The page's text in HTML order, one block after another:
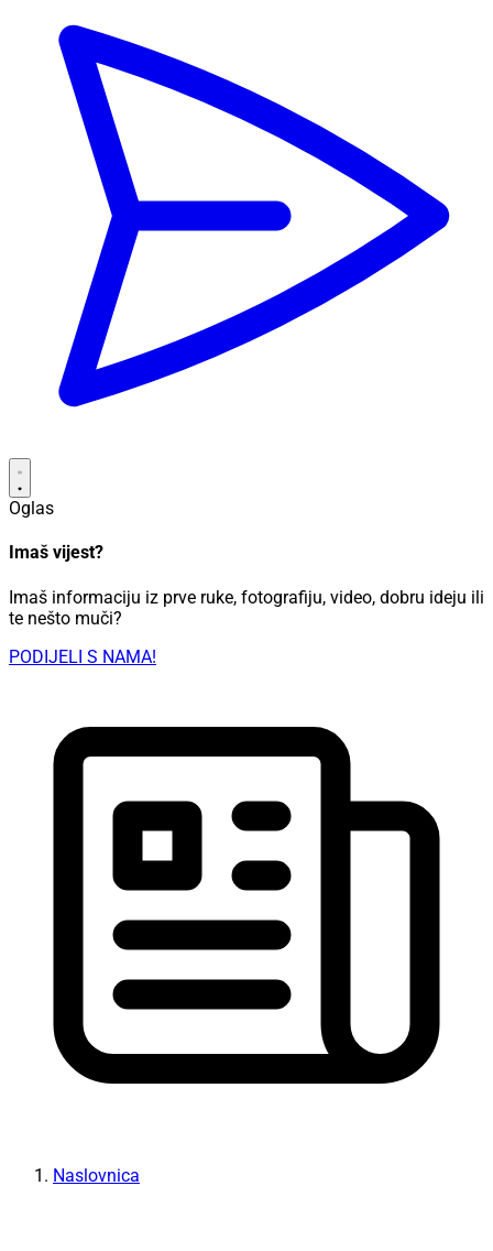
Oglas
Imaš vijest?
Imaš informaciju iz prve ruke, fotografiju, video, dobru ideju ili
te nešto muči?
PODIJELI S NAMA!
Naslovnica